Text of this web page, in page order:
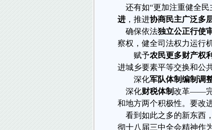
还有如“更加注重健全
进，推进协商民主广泛多
确保依法独立公正行使
察权，健全司法权力运行
赋予农民更多财产权利
进城乡要素平等交换和公
深化军队体制编制调
深化财税体制改革——完
和地方两个积极性。要改
看到如此之多的新东西
彻十八届三中全会精神作